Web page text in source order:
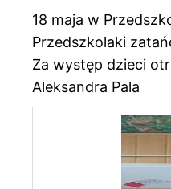
18 maja w
Przedszkolaki
Za występ dzieci
Aleksandra Pala